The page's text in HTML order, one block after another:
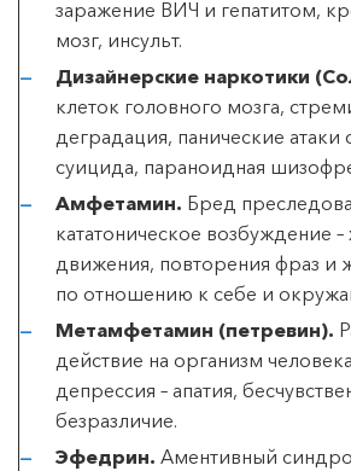
заражение ВИЧ и гепатитом,
мозг, инсульт.
Дизайнерские наркотики
клеток головного мозга,
деградация, панические атаки
суицида, параноидная
Амфетамин. Бред
кататоническое возбуждение –
движения, повторения фраз и
по отношению к себе и
Метамфетамин (петревин).
действие на организм
депрессия – апатия,
безразличие.
Эфедрин. Аментивный